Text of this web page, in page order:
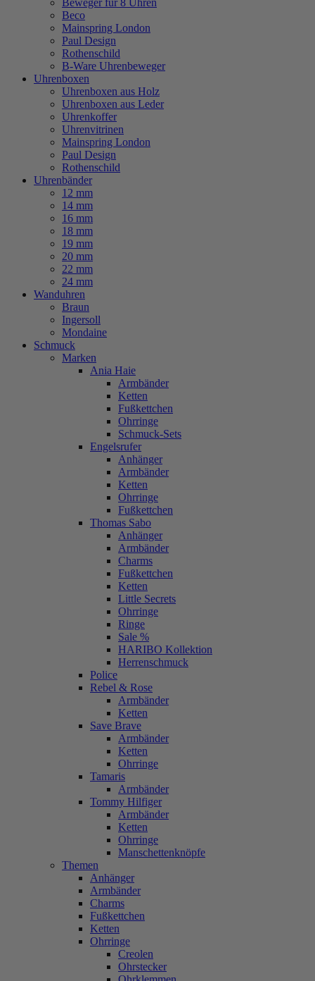
Beweger für 8 Uhren
Beco
Mainspring London
Paul Design
Rothenschild
B-Ware Uhrenbeweger
Uhrenboxen
Uhrenboxen aus Holz
Uhrenboxen aus Leder
Uhrenkoffer
Uhrenvitrinen
Mainspring London
Paul Design
Rothenschild
Uhrenbänder
12 mm
14 mm
16 mm
18 mm
19 mm
20 mm
22 mm
24 mm
Wanduhren
Braun
Ingersoll
Mondaine
Schmuck
Marken
Ania Haie
Armbänder
Ketten
Fußkettchen
Ohrringe
Schmuck-Sets
Engelsrufer
Anhänger
Armbänder
Ketten
Ohrringe
Fußkettchen
Thomas Sabo
Anhänger
Armbänder
Charms
Fußkettchen
Ketten
Little Secrets
Ohrringe
Ringe
Sale %
HARIBO Kollektion
Herrenschmuck
Police
Rebel & Rose
Armbänder
Ketten
Save Brave
Armbänder
Ketten
Ohrringe
Tamaris
Armbänder
Tommy Hilfiger
Armbänder
Ketten
Ohrringe
Manschettenknöpfe
Themen
Anhänger
Armbänder
Charms
Fußkettchen
Ketten
Ohrringe
Creolen
Ohrstecker